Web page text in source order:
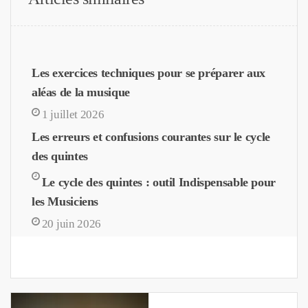
Les exercices techniques pour se préparer aux
aléas de la musique
1 juillet 2026
Les erreurs et confusions courantes sur le cycle
des quintes
Le cycle des quintes : outil Indispensable pour
les Musiciens
20 juin 2026